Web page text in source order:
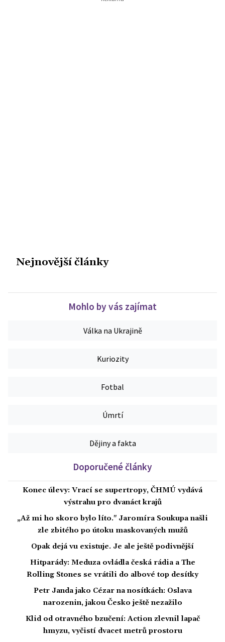
Nejnovější články
Mohlo by vás zajímat
Válka na Ukrajině
Kuriozity
Fotbal
Úmrtí
Dějiny a fakta
Doporučené články
Konec úlevy: Vrací se supertropy, ČHMÚ vydává
výstrahu pro dvanáct krajů
„Až mi ho skoro bylo líto." Jaromíra Soukupa našli
zle zbitého po útoku maskovaných mužů
Opak dejá vu existuje. Je ale ještě podivnější
Hitparády: Meduza ovládla česká rádia a The
Rolling Stones se vrátili do albové top desítky
Petr Janda jako Cézar na nosítkách: Oslava
narozenin, jakou Česko ještě nezažilo
Klid od otravného bzučení: Action zlevnil lapač
hmyzu, vyčistí dvacet metrů prostoru